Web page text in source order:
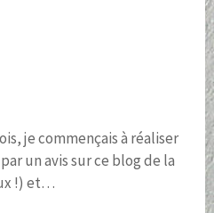
je commençais à réaliser
un avis sur ce blog de la
!) et…